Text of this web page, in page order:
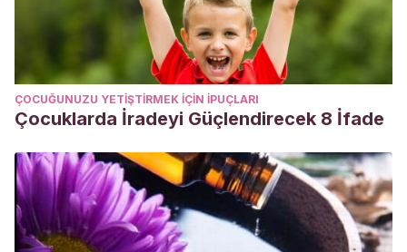
ÇOCUĞUNUZU YETIŞTIRMEK IÇIN IPUÇLARI
Çocuklarda İradeyi Güçlendirecek 8 İfade